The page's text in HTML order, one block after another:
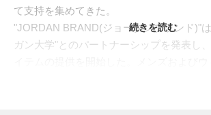
て支持を集めてきた。
"JORDAN BRAND(ジョーダンブランド)"
ガン大学"とのパートナーシップを発表し
続きを読む